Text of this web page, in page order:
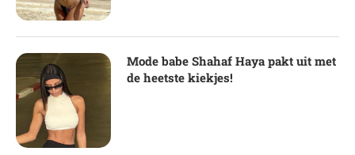
Mode babe Shahaf Haya pakt uit met
de heetste kiekjes!